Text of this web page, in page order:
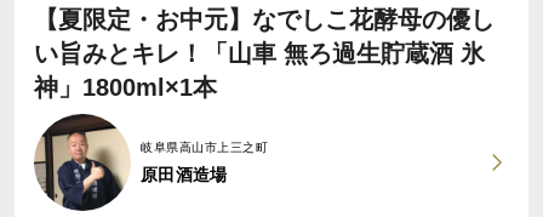
【夏限定・お中元】なでしこ花酵母の優し
い旨みとキレ！「山車 無ろ過生貯蔵酒 氷
神」1800ml×1本
岐阜県高山市上三之町
原田酒造場